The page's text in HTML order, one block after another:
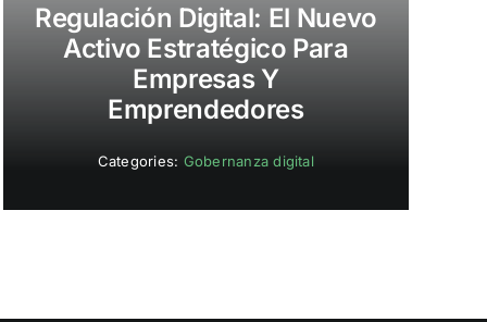
Regulación Digital: El Nuevo
Activo Estratégico Para
Empresas Y
Emprendedores
Categories: Gobernanza digital